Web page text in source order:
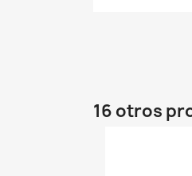
16 otros